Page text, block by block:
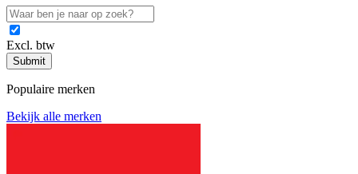
Excl. btw
Submit
Populaire merken
Bekijk alle merken